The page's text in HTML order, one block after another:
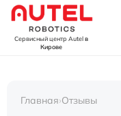
Сервисный центр Autelв
Кирове
Главная›Отзывы